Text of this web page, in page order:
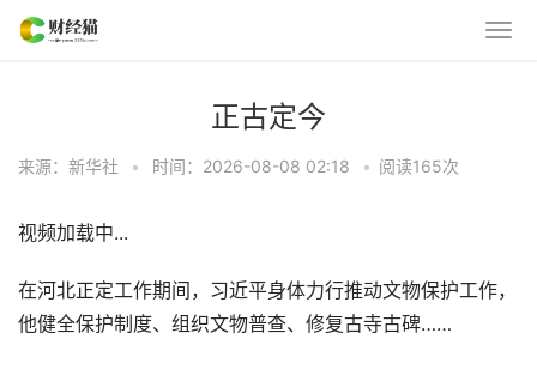
正古定今
来源：新华社 • 时间：2026-08-08 02:18 • 阅读165次
视频加载中...
在河北正定工作期间，习近平身体力行推动文物保护工作，
他健全保护制度、组织文物普查、修复古寺古碑……